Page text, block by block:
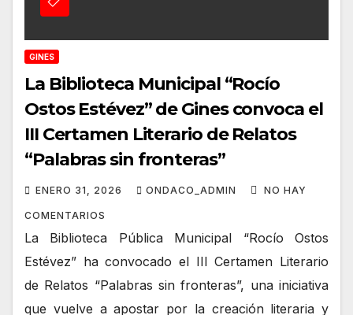
GINES
La Biblioteca Municipal “Rocío
Ostos Estévez” de Gines convoca el
III Certamen Literario de Relatos
“Palabras sin fronteras”
ENERO 31, 2026 ONDACO_ADMIN NO HAY
COMENTARIOS
La Biblioteca Pública Municipal “Rocío Ostos
Estévez” ha convocado el III Certamen Literario
de Relatos “Palabras sin fronteras”, una iniciativa
que vuelve a apostar por la creación literaria y